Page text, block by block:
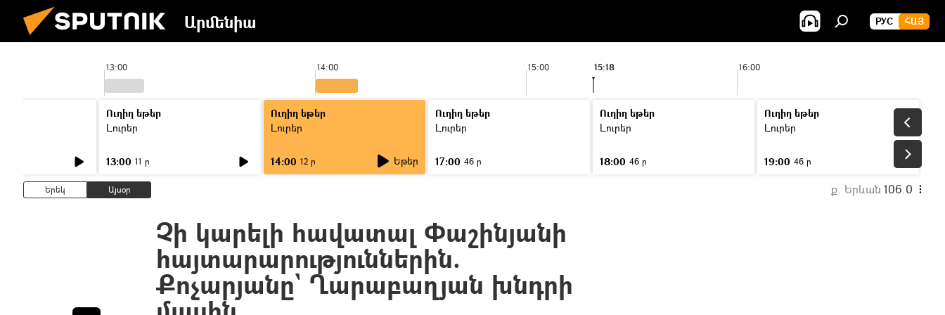
Արմենիա РУС ՀԱՅ
13:00 14:00 15:00 16:00
15:18
Ուղիղ եթեր
Լուրեր
13:00 11 ր
Ուղիղ եթեր
Լուրեր
14:00 12 ր Եթեր
Ուղիղ եթեր
Լուրեր
17:00 46 ր
Ուղիղ եթեր
Լուրեր
18:00 46 ր
Ուղիղ եթեր
Լուրեր
19:00 46 ր
Երեկ Այսօր ք. Երևան 106.0
Չի կարելի հավատալ Փաշինյանի
հայտարարություններին.
Քոչարյանը` Ղարաբաղյան խնդրի